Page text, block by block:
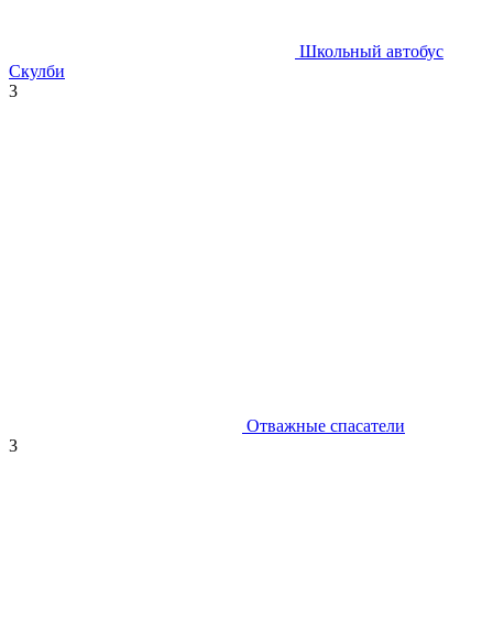
Школьный автобус
Скулби
3
Отважные спасатели
3